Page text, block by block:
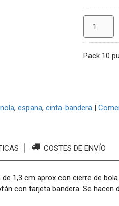
Pack 10
espana cinta-bandera |
COSTES DE ENVÍO
1,3 cm aprox con cierre de
con tarjeta bandera. Se